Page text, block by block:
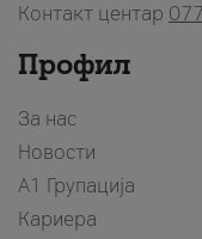
Контакт центар
Профил
За нас
Новости
А1 Групација
Кариера